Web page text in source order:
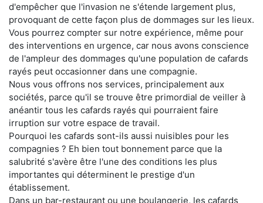
d'empêcher que l'invasion ne s'étende largement plus,
provoquant de cette façon plus de dommages sur les lieux.
Vous pourrez compter sur notre expérience, même pour
des interventions en urgence, car nous avons conscience
de l'ampleur des dommages qu'une population de cafards
rayés peut occasionner dans une compagnie.
Nous vous offrons nos services, principalement aux
sociétés, parce qu'il se trouve être primordial de veiller à
anéantir tous les cafards rayés qui pourraient faire
irruption sur votre espace de travail.
Pourquoi les cafards sont-ils aussi nuisibles pour les
compagnies ? Eh bien tout bonnement parce que la
salubrité s'avère être l'une des conditions les plus
importantes qui déterminent le prestige d'un
établissement.
Dans un bar-restaurant ou une boulangerie, les cafards